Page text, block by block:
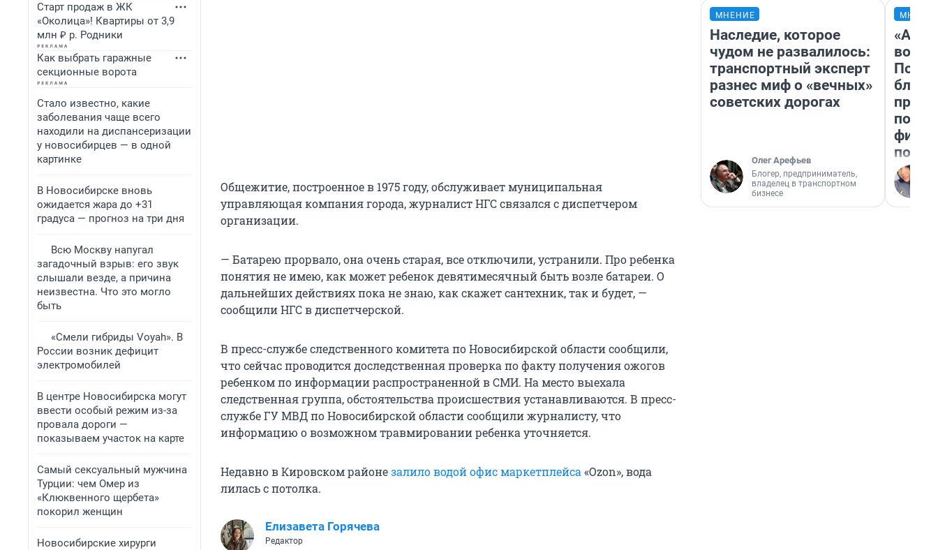
Старт продаж в ЖК
«Околица»! Квартиры от 3,9
млн ₽ р. Родники
Как выбрать гаражные
секционные ворота
Стало известно, какие
заболевания чаще всего
находили на диспансеризации
у новосибирцев — в одной
картинке
В Новосибирске вновь
ожидается жара до +31
градуса — прогноз на три дня
Всю Москву напугал
загадочный взрыв: его звук
слышали везде, а причина
неизвестна. Что это могло
быть
«Смели гибриды Voyah». В
России возник дефицит
электромобилей
В центре Новосибирска могут
ввести особый режим из-за
провала дороги —
показываем участок на карте
Самый сексуальный мужчина
Турции: чем Омер из
«Клюквенного щербета»
покорил женщин
Новосибирские хирурги
Общежитие, построенное в 1975 году, обслуживает муниципальная
управляющая компания города, журналист НГС связался с диспетчером
организации.
— Батарею прорвало, она очень старая, все отключили, устранили. Про ребенка
понятия не имею, как может ребенок девятимесячный быть возле батареи. О
дальнейших действиях пока не знаю, как скажет сантехник, так и будет, —
сообщили НГС в диспетчерской.
В пресс-службе следственного комитета по Новосибирской области сообщили,
что сейчас проводится доследственная проверка по факту получения ожогов
ребенком по информации распространенной в СМИ. На место выехала
следственная группа, обстоятельства происшествия устанавливаются. В пресс-
службе ГУ МВД по Новосибирской области сообщили журналисту, что
информацию о возможном травмировании ребенка уточняется.
Недавно в Кировском районезалило водой офис маркетплейса «Ozon», вода
лилась с потолка.
Елизавета Горячева
Редактор
МНЕНИЕ
Наследие, которое
чудом не развалилось:
транспортный эксперт
разнес миф о «вечных»
советских дорогах
Олег Арефьев
Блогер, предприниматель,
владелец в транспортном
бизнесе
вот